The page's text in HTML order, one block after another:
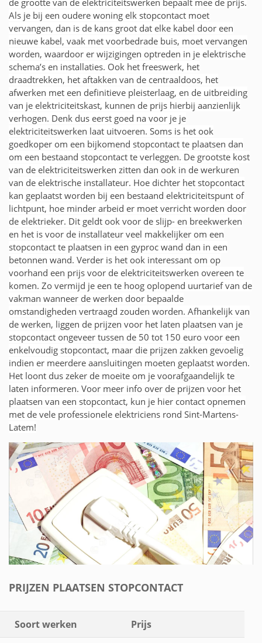
Als je bij een oudere woning elk stopcontact moet
vervangen, dan is de kans groot dat elke kabel door een
nieuwe kabel, vaak met voorbedrade buis, moet vervangen
worden, waardoor er wijzigingen optreden in je elektrische
schema’s en installaties. Ook het freeswerk, het
draadtrekken, het aftakken van de centraaldoos, het
afwerken met een definitieve pleisterlaag, en de uitbreiding
van je elektriciteitskast, kunnen de prijs hierbij aanzienlijk
verhogen. Denk dus eerst goed na voor je je
elektriciteitswerken laat uitvoeren. Soms is het ook
goedkoper om een bijkomend stopcontact te plaatsen dan
om een bestaand stopcontact te verleggen. De grootste kost
van de elektriciteitswerken zitten dan ook in de werkuren
van de elektrische installateur. Hoe dichter het stopcontact
kan geplaatst worden bij een bestaand elektriciteitspunt of
lichtpunt, hoe minder arbeid er moet verricht worden door
de elektrieker. Dit geldt ook voor de slijp- en breekwerken
en het is voor de installateur veel makkelijker om een
stopcontact te plaatsen in een gyproc wand dan in een
betonnen wand. Verder is het ook interessant om op
voorhand een prijs voor de elektriciteitswerken overeen te
komen. Zo vermijd je een te hoog oplopend uurtarief van de
vakman wanneer de werken door bepaalde
omstandigheden vertraagd zouden worden. Afhankelijk van
de werken, liggen de prijzen voor het laten plaatsen van je
stopcontact ongeveer tussen de 50 tot 150 euro voor een
enkelvoudig stopcontact, maar die prijzen zakken gevoelig
indien er meerdere aansluitingen moeten geplaatst worden.
Het loont dus zeker de moeite om je voorafgaandelijk te
laten informeren. Voor meer info over de prijzen voor het
plaatsen van een stopcontact, kun je hier contact opnemen
met de vele professionele elektriciens rond Sint-Martens-
Latem!
PRIJZEN PLAATSEN STOPCONTACT
Soort werken Prijs